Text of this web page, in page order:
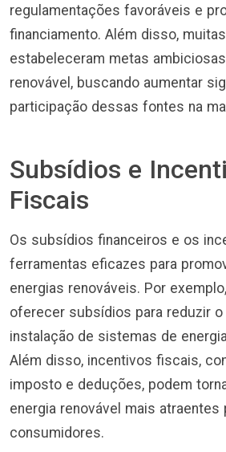
regulamentações favoráveis e
financiamento. Além disso,
estabeleceram metas
renovável, buscando aumentar
participação dessas fontes na
Subsídios e
Fiscais
Os subsídios financeiros e os
ferramentas eficazes para
energias renováveis. Por
oferecer subsídios para reduzir
instalação de sistemas de
Além disso, incentivos fiscais,
imposto e deduções, podem
energia renovável mais
consumidores.